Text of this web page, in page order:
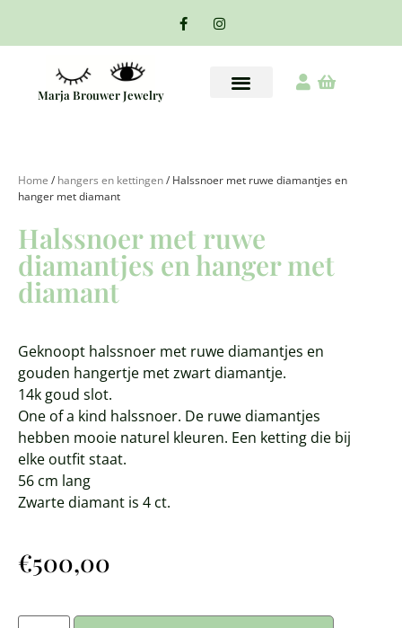
Marja Brouwer Jewelry
Home / hangers en kettingen/ Halssnoer met ruwe diamantjes en
hanger met diamant
Halssnoer met ruwe
diamantjes en hanger met
diamant
Geknoopt halssnoer met ruwe diamantjes en
gouden hangertje met zwart diamantje.
14k goud slot.
One of a kind halssnoer. De ruwe diamantjes
hebben mooie naturel kleuren. Een ketting die bij
elke outfit staat.
56 cm lang
Zwarte diamant is 4 ct.
€500,00